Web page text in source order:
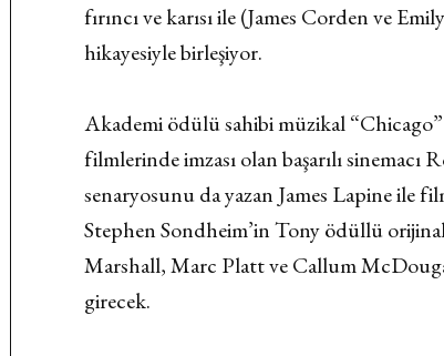
fırıncı ve karısı ile (James Corden ve
hikayesiyle birleşiyor.
Akademi ödülü sahibi müzikal
filmlerinde imzası olan başarılı
senaryosunu da yazan James Lapine ile
Stephen Sondheim’in Tony ödüllü
Marshall, Marc Platt ve Callum
girecek.